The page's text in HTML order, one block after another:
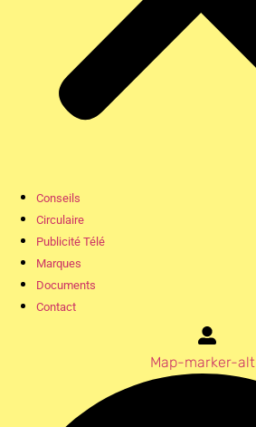
Conseils
Circulaire
Publicité Télé
Marques
Documents
Contact
Map-marker-alt